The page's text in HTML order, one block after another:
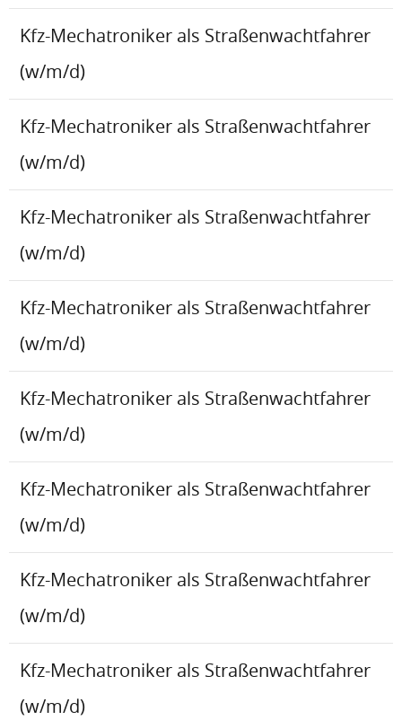
Kfz-Mechatroniker als Straßenwachtfahrer
(w/m/d)
Kfz-Mechatroniker als Straßenwachtfahrer
(w/m/d)
Kfz-Mechatroniker als Straßenwachtfahrer
(w/m/d)
Kfz-Mechatroniker als Straßenwachtfahrer
(w/m/d)
Kfz-Mechatroniker als Straßenwachtfahrer
(w/m/d)
Kfz-Mechatroniker als Straßenwachtfahrer
(w/m/d)
Kfz-Mechatroniker als Straßenwachtfahrer
(w/m/d)
Kfz-Mechatroniker als Straßenwachtfahrer
(w/m/d)